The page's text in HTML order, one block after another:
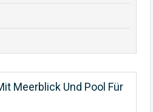
Meerblick Und Pool Für